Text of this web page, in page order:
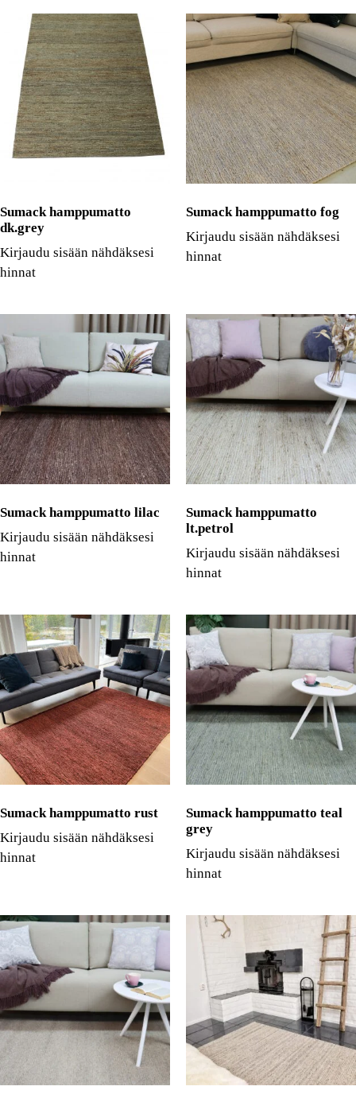
Sumack hamppumatto
dk.grey
Kirjaudu sisään nähdäksesi
hinnat
Sumack hamppumatto fog
Kirjaudu sisään nähdäksesi
hinnat
Sumack hamppumatto lilac
Kirjaudu sisään nähdäksesi
hinnat
Sumack hamppumatto
lt.petrol
Kirjaudu sisään nähdäksesi
hinnat
Sumack hamppumatto rust
Kirjaudu sisään nähdäksesi
hinnat
Sumack hamppumatto teal
grey
Kirjaudu sisään nähdäksesi
hinnat